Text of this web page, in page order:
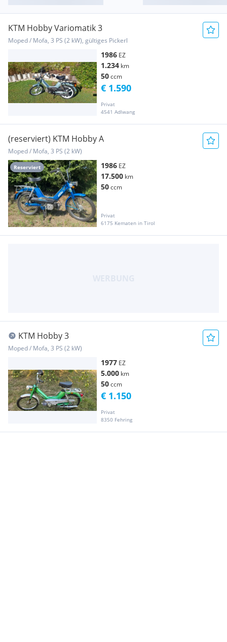
KTM Hobby Variomatik 3
Moped / Mofa, 3 PS (2 kW), gültiges Pickerl
1986 EZ
1.234 km
50ccm
Privat
4541 Adlwang
€ 1.590
Reserviert
(reserviert) KTM Hobby A
Moped / Mofa, 3 PS (2 kW)
1986 EZ
17.500 km
50ccm
Privat
6175 Kematen in Tirol
KTM Hobby 3
Moped / Mofa, 3 PS (2 kW)
1977 EZ
5.000 km
50ccm
Privat
8350 Fehring
€ 1.150